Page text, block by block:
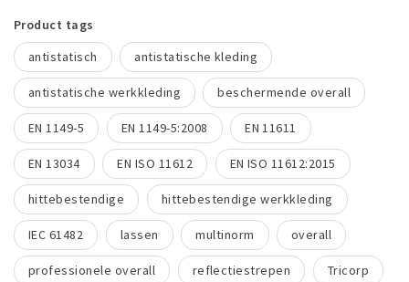
Product tags
antistatisch
antistatische kleding
antistatische werkkleding beschermende overall
EN 1149-5 EN 1149-5:2008 EN 11611
EN 13034 EN ISO 11612 EN ISO 11612:2015
hittebestendige hittebestendige werkkleding
IEC 61482 lassen multinorm overall
professionele overall reflectiestrepen Tricorp